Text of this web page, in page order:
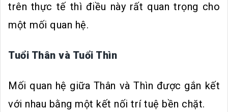
trên thực tế thì điều này rất quan trọng cho
một mối quan hệ.
Tuổi Thân và Tuổi Thìn
Mối quan hệ giữa Thân và Thìn được gắn kết
với nhau bằng một kết nối trí tuệ bền chặt.